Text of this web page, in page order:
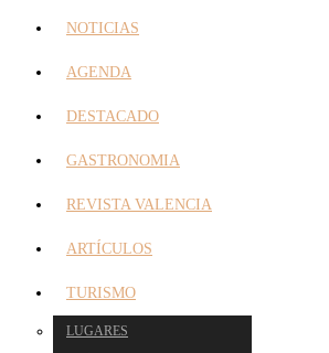
NOTICIAS
AGENDA
DESTACADO
GASTRONOMIA
REVISTA VALENCIA
ARTÍCULOS
TURISMO
LUGARES